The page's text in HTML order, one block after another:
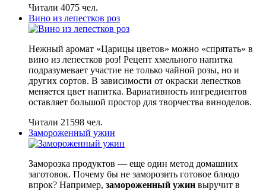
Читали 4075 чел.
Вино из лепестков роз
Нежный аромат «Царицы цветов» можно «спрятать» в
вино из лепестков роз! Рецепт хмельного напитка
подразумевает участие не только чайной розы, но и
других сортов. В зависимости от окраски лепестков
меняется цвет напитка. Вариативность ингредиентов
оставляет большой простор для творчества виноделов.
Читали 21598 чел.
Замороженный ужин
Заморозка продуктов — еще один метод домашних
заготовок. Почему бы не заморозить готовое блюдо
впрок? Например, замороженный ужин выручит в